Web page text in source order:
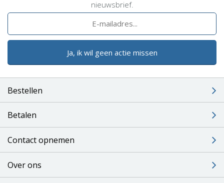
nieuwsbrief.
Ja, ik wil geen actie missen
Bestellen
Betalen
Contact opnemen
Over ons